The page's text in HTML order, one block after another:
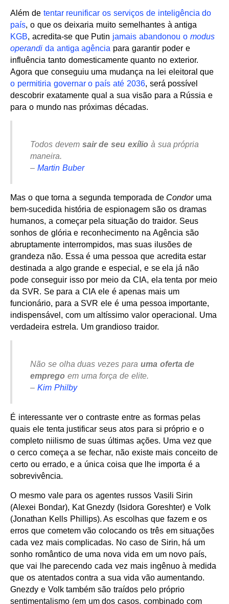
Além de tentar reunificar os serviços de inteligência do
país, o que os deixaria muito semelhantes à antiga
KGB, acredita-se que Putin jamais abandonou o modus
operandi da antiga agência para garantir poder e
influência tanto domesticamente quanto no exterior.
Agora que conseguiu uma mudança na lei eleitoral que
o permitiria governar o país até 2036, será possível
descobrir exatamente qual a sua visão para a Rússia e
para o mundo nas próximas décadas.
Todos devem sair de seu exílio à sua própria
maneira.
– Martin Buber
Mas o que torna a segunda temporada de Condoruma
bem-sucedida história de espionagem são os dramas
humanos, a começar pela situação do traidor. Seus
sonhos de glória e reconhecimento na Agência são
abruptamente interrompidos, mas suas ilusões de
grandeza não. Essa é uma pessoa que acredita estar
destinada a algo grande e especial, e se ela já não
pode conseguir isso por meio da CIA, ela tenta por meio
da SVR. Se para a CIA ele é apenas mais um
funcionário, para a SVR ele é uma pessoa importante,
indispensável, com um altíssimo valor operacional. Uma
verdadeira estrela. Um grandioso traidor.
Não se olha duas vezes para uma oferta de
emprego em uma força de elite.
– Kim Philby
É interessante ver o contraste entre as formas pelas
quais ele tenta justificar seus atos para si próprio e o
completo niilismo de suas últimas ações. Uma vez que
o cerco começa a se fechar, não existe mais conceito de
certo ou errado, e a única coisa que lhe importa é a
sobrevivência.
O mesmo vale para os agentes russos Vasili Sirin
(Alexei Bondar), Kat Gnezdy (Isidora Goreshter) e Volk
(Jonathan Kells Phillips). As escolhas que fazem e os
erros que cometem vão colocando os três em situações
cada vez mais complicadas. No caso de Sirin, há um
sonho romântico de uma nova vida em um novo país,
que vai lhe parecendo cada vez mais ingênuo à medida
que os atentados contra a sua vida vão aumentando.
Gnezdy e Volk também são traídos pelo próprio
sentimentalismo (em um dos casos, combinado com